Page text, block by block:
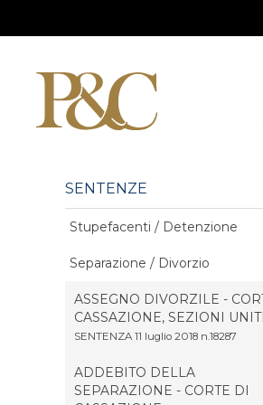
SENTENZE
Stupefacenti / Detenzione
Separazione / Divorzio
ASSEGNO DIVORZILE -
CASSAZIONE, SEZIONI
SENTENZA 11 luglio 2018 n.18287
ADDEBITO DELLA
SEPARAZIONE - CORTE DI